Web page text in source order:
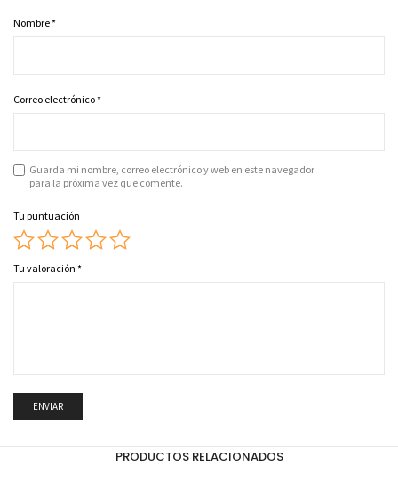
Nombre*
Correo electrónico*
Guarda mi nombre, correo electrónico y web en este navegador
para la próxima vez que comente.
Tu puntuación
Tu valoración *
PRODUCTOS RELACIONADOS